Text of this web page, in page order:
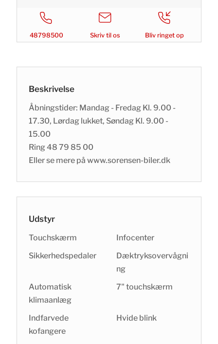
48798500 Skriv til os Bliv ringet op
Beskrivelse
Åbningstider: Mandag - Fredag Kl. 9.00 -
17.30, Lørdag lukket, Søndag Kl. 9.00 -
15.00
Ring 48 79 85 00
Eller se mere på www.sorensen-biler.dk
Udstyr
Touchskærm
Infocenter
Sikkerhedspedaler
Dæktryksovervågni
ng
Automatisk
klimaanlæg
7" touchskærm
Indfarvede
kofangere
Hvide blink